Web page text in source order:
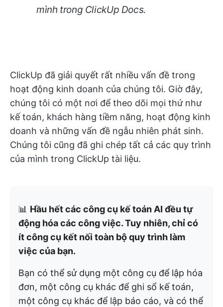
mình trong ClickUp Docs.
ClickUp đã giải quyết rất nhiều vấn đề trong
hoạt động kinh doanh của chúng tôi. Giờ đây,
chúng tôi có một nơi để theo dõi mọi thứ như
kế toán, khách hàng tiềm năng, hoạt động kinh
doanh và những vấn đề ngẫu nhiên phát sinh.
Chúng tôi cũng đã ghi chép tất cả các quy trình
của mình trong ClickUp tài liệu.
📊 Hầu hết các công cụ kế toán AI đều tự
động hóa các công việc. Tuy nhiên, chỉ có
ít công cụ kết nối toàn bộ quy trình làm
việc của bạn.
Bạn có thể sử dụng một công cụ để lập hóa
đơn, một công cụ khác để ghi sổ kế toán,
một công cụ khác để lập báo cáo, và có thể